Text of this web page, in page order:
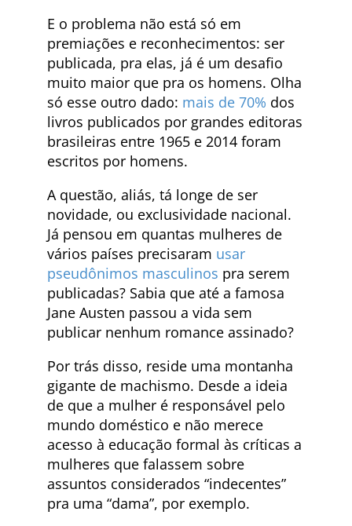
E o problema não está só em
premiações e reconhecimentos: ser
publicada, pra elas, já é um desafio
muito maior que pra os homens. Olha
só esse outro dado: mais de 70% dos
livros publicados por grandes editoras
brasileiras entre 1965 e 2014 foram
escritos por homens.
A questão, aliás, tá longe de ser
novidade, ou exclusividade nacional.
Já pensou em quantas mulheres de
vários países precisaram usar
pseudônimos masculinos pra serem
publicadas? Sabia que até a famosa
Jane Austen passou a vida sem
publicar nenhum romance assinado?
Por trás disso, reside uma montanha
gigante de machismo. Desde a ideia
de que a mulher é responsável pelo
mundo doméstico e não merece
acesso à educação formal às críticas a
mulheres que falassem sobre
assuntos considerados “indecentes”
pra uma “dama”, por exemplo.